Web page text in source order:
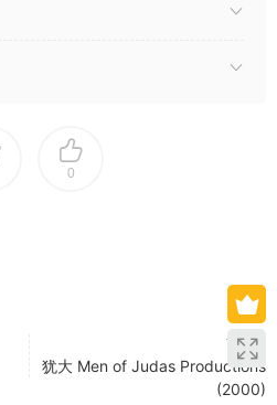
0
下一篇
犹大 Men of Judas Productions
(2000)